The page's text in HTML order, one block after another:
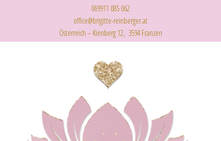
069911 085 062
office@brigitte-reinberger.at
Österreich – Kienberg 12, 3594 Franzen